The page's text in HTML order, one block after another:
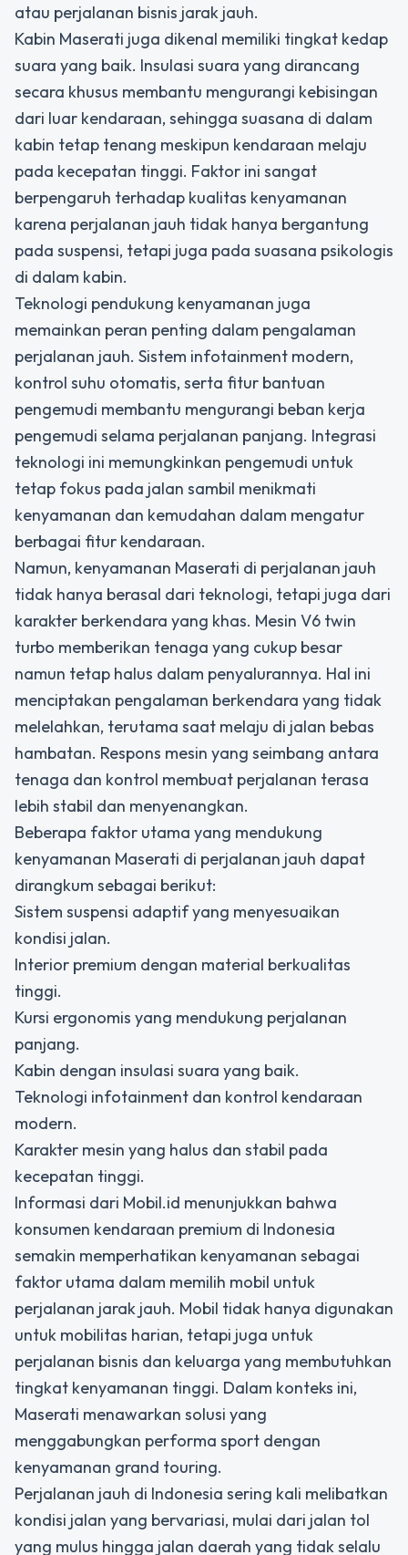
atau perjalanan bisnis jarak jauh.
Kabin Maserati juga dikenal memiliki tingkat kedap
suara yang baik. Insulasi suara yang dirancang
secara khusus membantu mengurangi kebisingan
dari luar kendaraan, sehingga suasana di dalam
kabin tetap tenang meskipun kendaraan melaju
pada kecepatan tinggi. Faktor ini sangat
berpengaruh terhadap kualitas kenyamanan
karena perjalanan jauh tidak hanya bergantung
pada suspensi, tetapi juga pada suasana psikologis
di dalam kabin.
Teknologi pendukung kenyamanan juga
memainkan peran penting dalam pengalaman
perjalanan jauh. Sistem infotainment modern,
kontrol suhu otomatis, serta fitur bantuan
pengemudi membantu mengurangi beban kerja
pengemudi selama perjalanan panjang. Integrasi
teknologi ini memungkinkan pengemudi untuk
tetap fokus pada jalan sambil menikmati
kenyamanan dan kemudahan dalam mengatur
berbagai fitur kendaraan.
Namun, kenyamanan Maserati di perjalanan jauh
tidak hanya berasal dari teknologi, tetapi juga dari
karakter berkendara yang khas. Mesin V6 twin
turbo memberikan tenaga yang cukup besar
namun tetap halus dalam penyalurannya. Hal ini
menciptakan pengalaman berkendara yang tidak
melelahkan, terutama saat melaju di jalan bebas
hambatan. Respons mesin yang seimbang antara
tenaga dan kontrol membuat perjalanan terasa
lebih stabil dan menyenangkan.
Beberapa faktor utama yang mendukung
kenyamanan Maserati di perjalanan jauh dapat
dirangkum sebagai berikut:
Sistem suspensi adaptif yang menyesuaikan
kondisi jalan.
Interior premium dengan material berkualitas
tinggi.
Kursi ergonomis yang mendukung perjalanan
panjang.
Kabin dengan insulasi suara yang baik.
Teknologi infotainment dan kontrol kendaraan
modern.
Karakter mesin yang halus dan stabil pada
kecepatan tinggi.
Informasi dari Mobil.id menunjukkan bahwa
konsumen kendaraan premium di Indonesia
semakin memperhatikan kenyamanan sebagai
faktor utama dalam memilih mobil untuk
perjalanan jarak jauh. Mobil tidak hanya digunakan
untuk mobilitas harian, tetapi juga untuk
perjalanan bisnis dan keluarga yang membutuhkan
tingkat kenyamanan tinggi. Dalam konteks ini,
Maserati menawarkan solusi yang
menggabungkan performa sport dengan
kenyamanan grand touring.
Perjalanan jauh di Indonesia sering kali melibatkan
kondisi jalan yang bervariasi, mulai dari jalan tol
yang mulus hingga jalan daerah yang tidak selalu